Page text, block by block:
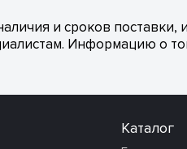
и сроков
Информацию о
Каталог